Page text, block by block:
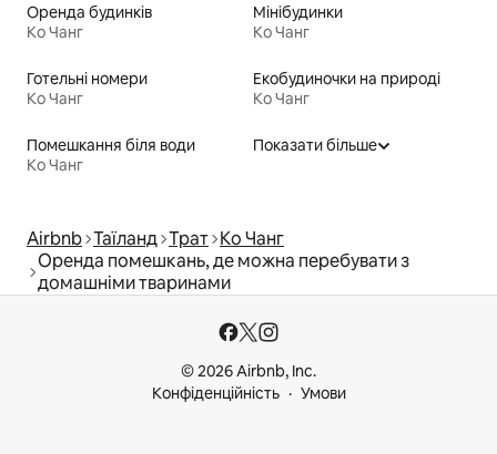
Оренда будинків
Ко Чанг
Мінібудинки
Ко Чанг
Готельні номери
Ко Чанг
Екобудиночки на природі
Ко Чанг
Помешкання біля води
Ко Чанг
Показати більше
Airbnb Таїланд Трат Ко Чанг
Оренда помешкань, де можна перебувати з
домашніми тваринами
© 2026 Airbnb, Inc.
Конфіденційність
Умови